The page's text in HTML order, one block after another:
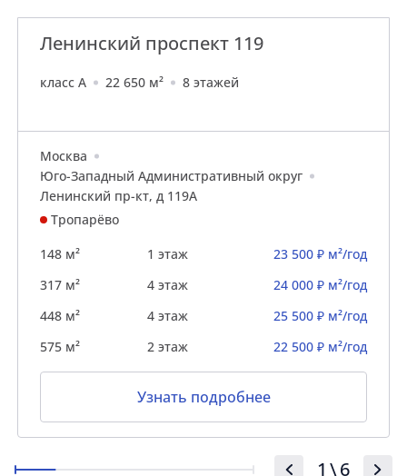
Ленинский проспект 119
класс A 22 650 м² 8 этажей
Москва
Юго-Западный Административный округ
Ленинский пр-кт, д 119А
Тропарёво
148 м²
1 этаж
23 500 ₽ м²/год
317 м²
4 этаж
24 000 ₽ м²/год
448 м²
4 этаж
25 500 ₽ м²/год
575 м²
2 этаж 22 500 ₽ м²/год
Узнать подробнее
1 \6